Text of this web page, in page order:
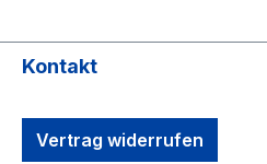
Kontakt
Vertrag widerrufen